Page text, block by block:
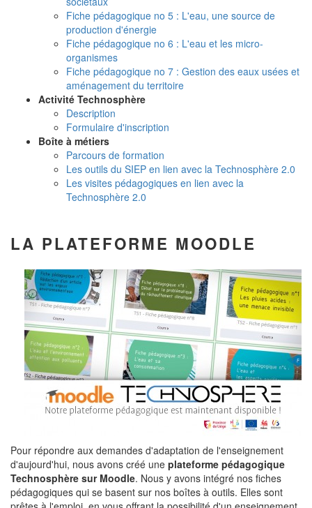
Fiche pédagogique no 5 : L'eau, une source de
production d'énergie
Fiche pédagogique no 6 : L'eau et les micro-
organismes
Fiche pédagogique no 7 : Gestion des eaux usées et
aménagement du territoire
Activité Technosphère
Description
Formulaire d'inscription
Boîte à métiers
Parcours de formation
Les outils du SIEP en lien avec la Technosphère 2.0
Les visites pédagogiques en lien avec la
Technosphère 2.0
LA PLATEFORME MOODLE
Pour répondre aux demandes d'adaptation de l'enseignement
d'aujourd'hui, nous avons créé une plateforme pédagogique
Technosphère sur Moodle. Nous y avons intégré nos fiches
pédagogiques qui se basent sur nos boîtes à outils. Elles sont